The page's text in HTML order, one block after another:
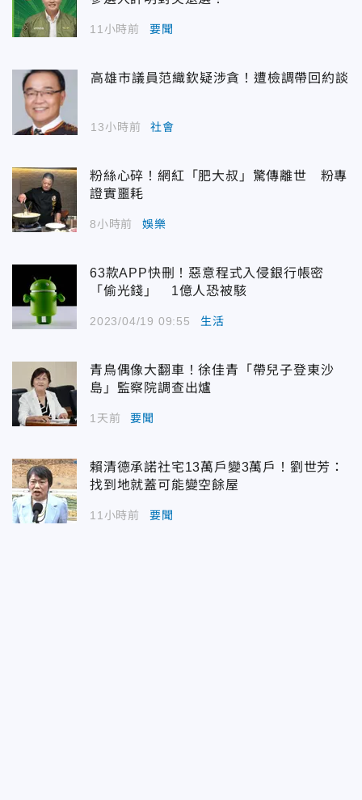
11小時前 要聞
高雄市議員范織欽疑涉貪！遭檢調帶回約談
13小時前 社會
粉絲心碎！網紅「肥大叔」驚傳離世 粉專
證實噩耗
8小時前 娛樂
63款APP快刪！惡意程式入侵銀行帳密
「偷光錢」 1億人恐被駭
2023/04/19 09:55 生活
青鳥偶像大翻車！徐佳青「帶兒子登東沙
島」監察院調查出爐
1天前 要聞
賴清德承諾社宅13萬戶變3萬戶！劉世芳：
找到地就蓋可能變空餘屋
11小時前 要聞